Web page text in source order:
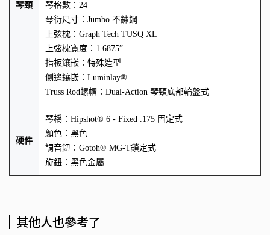
琴頸
琴格數：24
琴衍尺寸：Jumbo 不鏽鋼
上弦枕：Graph Tech TUSQ XL
上弦枕寬度：1.6875”
指板鑲嵌：特殊造型
側邊鑲嵌：Luminlay®
Truss Rod螺帽：Dual-Action 琴頸底部輪盤式
硬件
琴橋：Hipshot® 6 - Fixed .175 固定式
顏色：黑色
調音鈕：Gotoh® MG-T鎖定式
旋鈕：黑色金屬
其他人也參考了